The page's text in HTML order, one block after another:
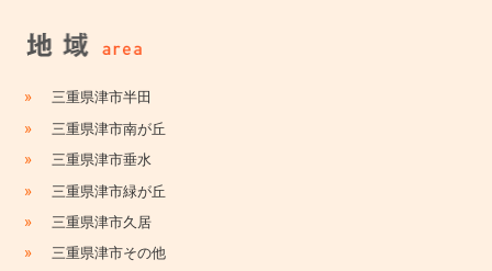
» 三重県津市半田
» 三重県津市南が丘
» 三重県津市垂水
» 三重県津市緑が丘
» 三重県津市久居
» 三重県津市その他